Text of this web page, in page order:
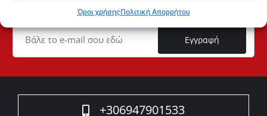
Όροι χρήσηςΠολιτική Απορρήτου
Cookie
Εγγραφή
+306947901533